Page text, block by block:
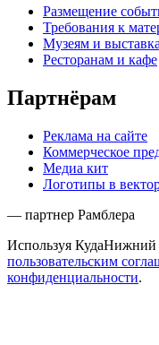
Размещение
Требования к
Музеям и
Ресторанам и кафе
Партнёрам
Реклама на сайте
Коммерческое
Медиа кит
Логотипы в
— партнер Рамблера
Используя КудаНижний
пользовательским
конфиденциальности.